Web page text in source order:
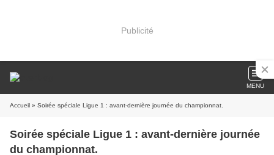
Publicité
MENU
Accueil » Soirée spéciale Ligue 1 : avant-dernière journée du championnat.
Soirée spéciale Ligue 1 : avant-dernière journée
du championnat.